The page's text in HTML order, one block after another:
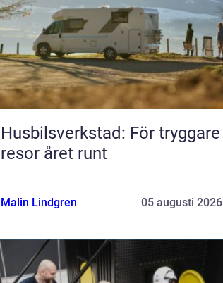
Husbilsverkstad: För tryggare
resor året runt
Malin Lindgren 05 augusti 2026